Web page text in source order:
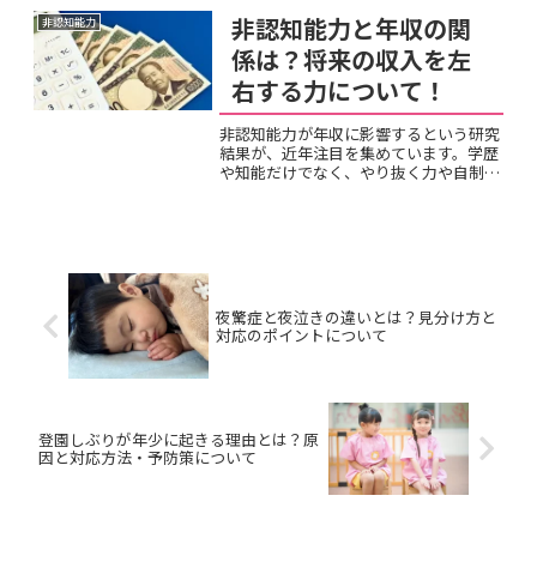
になってしまっているパパ・ママも少な
くないでしょう。その疲れは...
非認知能力
非認知能力と年収の関
係は？将来の収入を左
右する力について！
非認知能力が年収に影響するという研究
結果が、近年注目を集めています。学歴
や知能だけでなく、やり抜く力や自制心
夜驚症と夜泣きの違いとは？見分け方と
対応のポイントについて
登園しぶりが年少に起きる理由とは？原
因と対応方法・予防策について